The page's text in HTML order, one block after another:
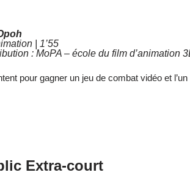
| 1’55
: MoPA – école du film d’animation
pour gagner un jeu de combat vidéo et
Extra-court